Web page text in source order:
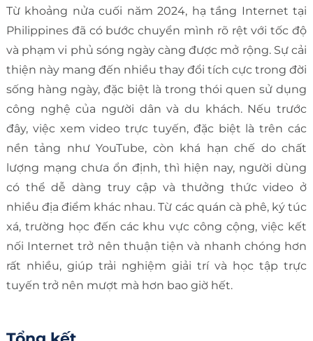
Từ khoảng nửa cuối năm 2024, hạ tầng Internet tại
Philippines đã có bước chuyển mình rõ rệt với tốc độ
và phạm vi phủ sóng ngày càng được mở rộng. Sự cải
thiện này mang đến nhiều thay đổi tích cực trong đời
sống hàng ngày, đặc biệt là trong thói quen sử dụng
công nghệ của người dân và du khách. Nếu trước
đây, việc xem video trực tuyến, đặc biệt là trên các
nền tảng như YouTube, còn khá hạn chế do chất
lượng mạng chưa ổn định, thì hiện nay, người dùng
có thể dễ dàng truy cập và thưởng thức video ở
nhiều địa điểm khác nhau. Từ các quán cà phê, ký túc
xá, trường học đến các khu vực công cộng, việc kết
nối Internet trở nên thuận tiện và nhanh chóng hơn
rất nhiều, giúp trải nghiệm giải trí và học tập trực
tuyến trở nên mượt mà hơn bao giờ hết.